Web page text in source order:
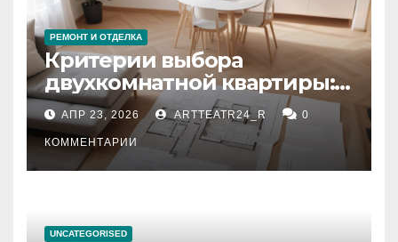
РЕМОНТ И ОТДЕЛКА
Критерии выбора
двухкомнатной квартиры:
планировка, площадь,
состояние и документация
АПР 23, 2026 ARTTEATR24_R 0
КОММЕНТАРИИ
UNCATEGORISED